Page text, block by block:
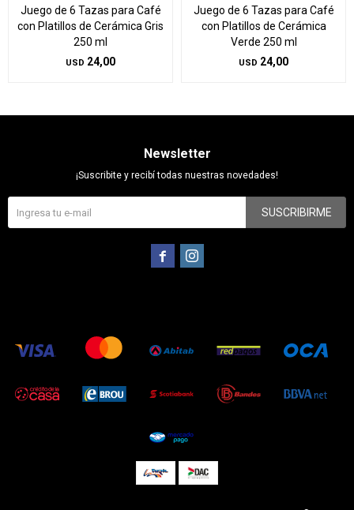
Juego de 6 Tazas para Café
con Platillos de Cerámica Gris
250 ml
USD 24,00
Juego de 6 Tazas para Café
con Platillos de Cerámica
Verde 250 ml
USD 24,00
Newsletter
¡Suscribite y recibí todas nuestras novedades!
SUSCRIBIRME
 